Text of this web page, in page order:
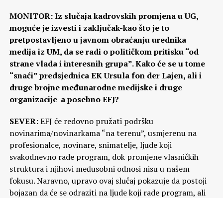
MONITOR: Iz slučaja kadrovskih promjena u UG,
moguće je izvesti i zaključak-kao što je to
pretpostavljeno u javnom obraćanju urednika
medija iz UM, da se radi o političkom pritisku “od
strane vlada i interesnih grupa”. Kako će se u tome
“snaći” predsjednica EK Ursula fon der Lajen, ali i
druge brojne međunarodne medijske i druge
organizacije-a posebno EFJ?
SEVER:EFJ će redovno pružati podršku
novinarima/novinarkama “na terenu”, usmjerenu na
profesionalce, novinare, snimatelje, ljude koji
svakodnevno rade program, dok promjene vlasničkih
struktura i njihovi međusobni odnosi nisu u našem
fokusu. Naravno, upravo ovaj slučaj pokazuje da postoji
bojazan da će se odraziti na ljude koji rade program, ali